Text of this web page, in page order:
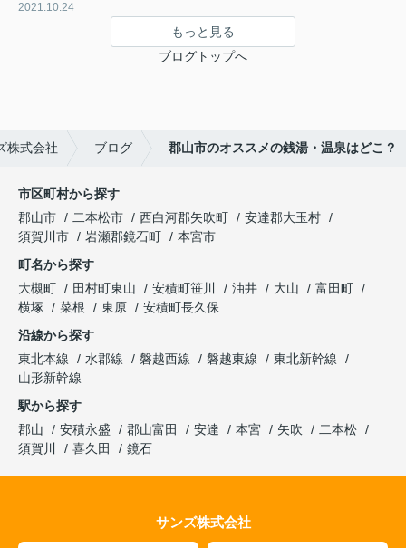
2021.10.24
もっと見る
ブログトップへ
株式会社 ブログ 郡山市のオススメの銭湯・温泉はどこ？
市区町村から探す
郡山市
二本松市 西白河郡矢吹町
安達郡大玉村
須賀川市
岩瀬郡鏡石町
本宮市
町名から探す
大槻町
田村町東山 安積町笹川 油井 大山
富田町
横塚
菜根 東原
安積町長久保
沿線から探す
東北本線
水郡線 磐越西線 磐越東線
東北新幹線
山形新幹線
駅から探す
郡山
安積永盛 郡山富田 安達 本宮 矢吹
二本松
須賀川
喜久田 鏡石
サンズ株式会社